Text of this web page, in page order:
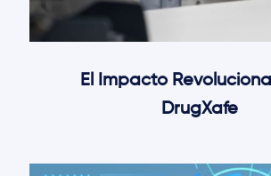
El Impacto
DrugXafe